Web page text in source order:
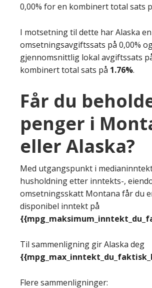
0,00% for en kombinert total sats
I motsetning til dette har Alaska
omsetningsavgiftssats på 0,00%
gjennomsnittlig lokal avgiftssats
kombinert total sats på 1.76%.
Får du
penger i
eller Alaska?
Med utgangspunkt i
husholdning etter inntekts-,
omsetningsskatt Montana får du
disponibel inntekt på
Til sammenligning gir Alaska deg
Flere sammenligninger: